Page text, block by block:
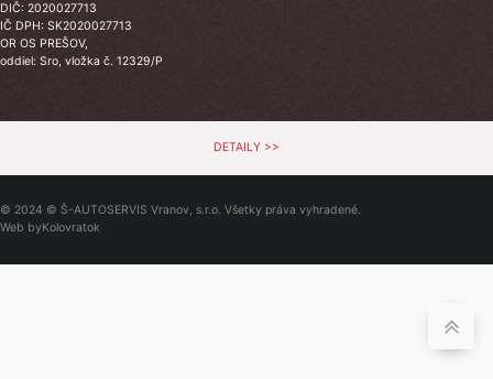
DIČ: 2020027713
IČ DPH: SK2020027713
OR OS PREŠOV,
oddiel: Sro, vložka č. 12329/P
DETAILY >>
© 2024 © Š-AUTOSERVIS Vranov, s.r.o. Všetky práva vyhradené.
Web byKolovratok